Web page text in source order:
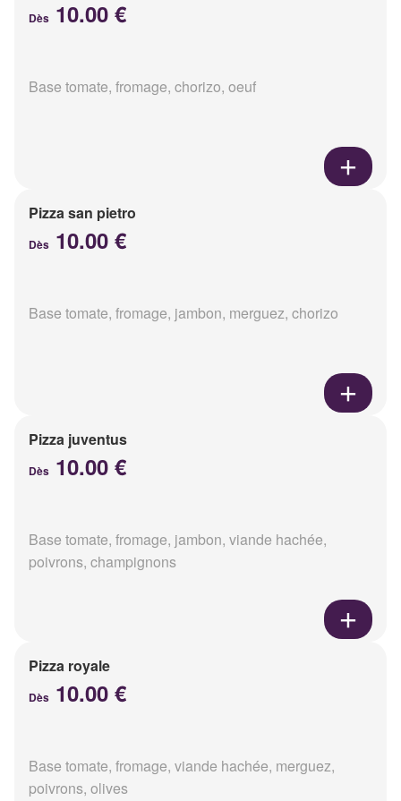
Dès 10.00 €
Base tomate, fromage, chorizo, oeuf
Pizza san pietro
Dès 10.00 €
Base tomate, fromage, jambon, merguez, chorizo
Pizza juventus
Dès 10.00 €
Base tomate, fromage, jambon, viande hachée,
poivrons, champignons
Pizza royale
Dès 10.00 €
Base tomate, fromage, viande hachée, merguez,
poivrons, olives